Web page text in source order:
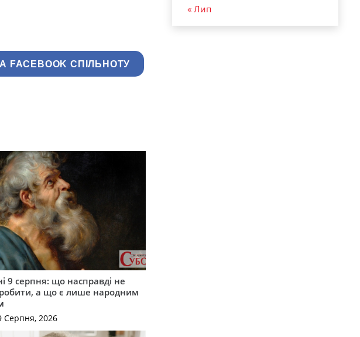
FACEBOOK СПІЛЬНОТУ
9 серпня: що насправді не
а що є лише народним
Серпня, 2026
« Лип